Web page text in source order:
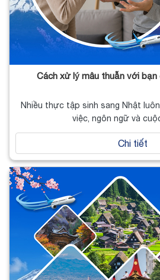
Cách xử lý mâu thuẫn với
Nhiều thực tập sinh sang Nhật
việc, ngôn ngữ và
Chi tiết